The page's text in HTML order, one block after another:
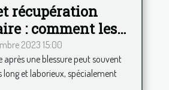
récupération
: comment les
peuvent accélérer
après
2023 15:00
après une blessure peut souvent
long et laborieux, spécialement